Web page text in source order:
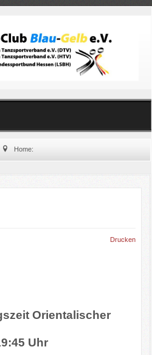
Home:
Drucken
Orientalischer
Uhr